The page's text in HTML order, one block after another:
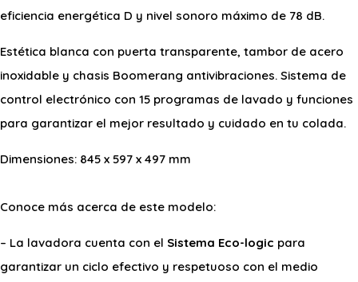
eficiencia energética D y nivel sonoro máximo de 78 dB.
Estética blanca con puerta transparente, tambor de acero
inoxidable y chasis Boomerang antivibraciones. Sistema de
control electrónico con 15 programas de lavado y funciones
para garantizar el mejor resultado y cuidado en tu colada.
Dimensiones: 845 x 597 x 497 mm
Conoce más acerca de este modelo:
– La lavadora cuenta con el Sistema Eco-logic para
garantizar un ciclo efectivo y respetuoso con el medio